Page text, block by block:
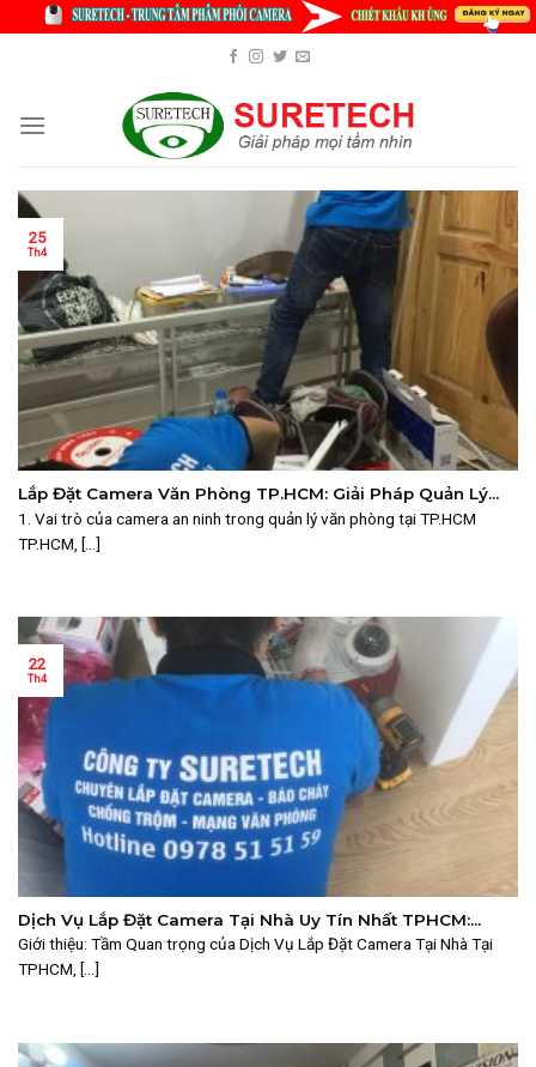
Lắp Đặt Camera Văn Phòng TP.HCM: Giải Pháp Quản Lý
Hiệu Quả
1. Vai trò của camera an ninh trong quản lý văn phòng tại TP.HCM
TP.HCM, [...]
25
Th4
Dịch Vụ Lắp Đặt Camera Tại Nhà Uy Tín Nhất TPHCM:
Suretech Giải Pháp An Ninh Hoàn Hảo
Giới thiệu: Tầm Quan trọng của Dịch Vụ Lắp Đặt Camera Tại Nhà Tại
TPHCM, [...]
22
Th4